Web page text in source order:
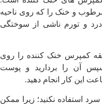
و خنک را که روی ناحیه
و تورم ناشی از سوختگی
روش بهتر است 5 تا 15 دقیقه کمپرس خنک کننده را روی
آن را بردارید و پوست
این کار انجام دهید.
استفاده نکنید؛ زیرا ممکن